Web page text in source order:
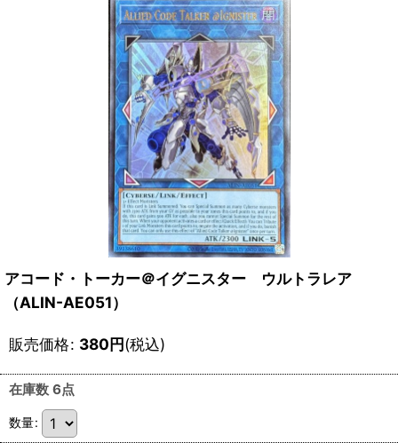
アコード・トーカー＠イグニスター ウルトラレア
（ALIN-AE051）
販売価格: 380円(税込)
在庫数 6点
数量: